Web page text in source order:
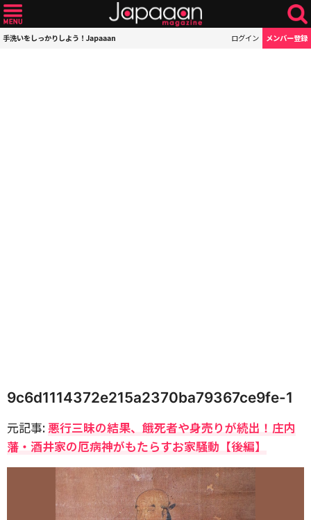
手洗いをしっかりしよう！Japaaan ログイン メンバー登録
9c6d1114372e215a2370ba79367ce9fe-1
元記事:悪行三昧の結果、餓死者や身売りが続出！庄内
藩・酒井家の厄病神がもたらすお家騒動【後編】